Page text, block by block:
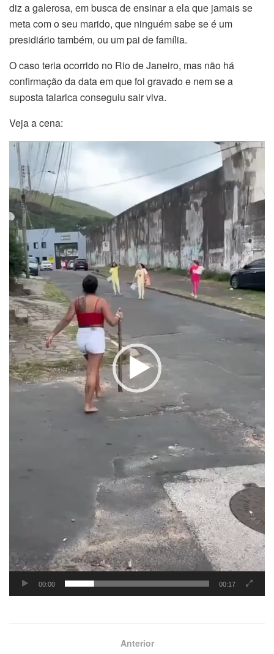
diz a galerosa, em busca de ensinar a ela que jamais se
meta com o seu marido, que ninguém sabe se é um
presidiário também, ou um pai de família.
O caso teria ocorrido no Rio de Janeiro, mas não há
confirmação da data em que foi gravado e nem se a
suposta talarica conseguiu sair viva.
Veja a cena:
Tocador
de
vídeo
00:00 00:17
Anterior